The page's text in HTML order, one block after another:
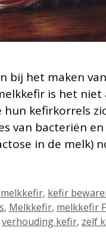
bij het maken
is het niet
kefirkorrels
van bacteriën
in de melk)
, kefir
, Melkkefir, melkkefir
verhouding kefir, zelf